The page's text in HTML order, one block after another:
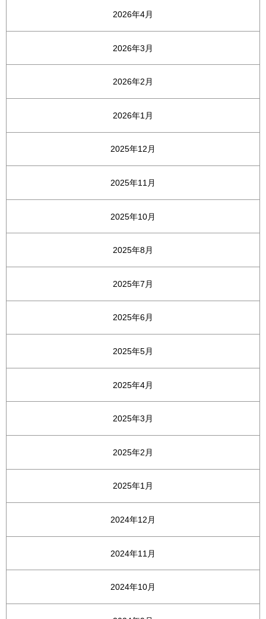
2026年4月
2026年3月
2026年2月
2026年1月
2025年12月
2025年11月
2025年10月
2025年8月
2025年7月
2025年6月
2025年5月
2025年4月
2025年3月
2025年2月
2025年1月
2024年12月
2024年11月
2024年10月